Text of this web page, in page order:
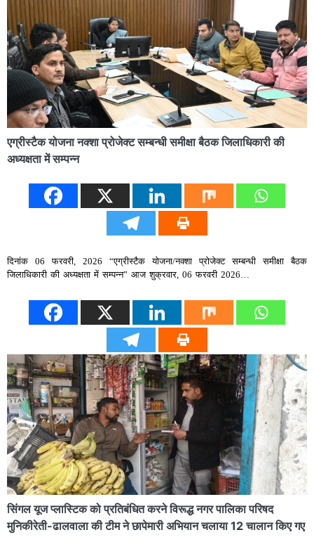
एग्रीस्टैक योजना नक्शा प्रोजेक्ट सम्बन्धी समीक्षा बैठक जिलाधिकारी की
अध्यक्षता में सम्पन्न
दिनांक 06 फरवरी, 2026 “एग्रीस्टैक योजना/नक्शा प्रोजेक्ट सम्बन्धी समीक्षा बैठक
जिलाधिकारी की अध्यक्षता में सम्पन्न” आज शुक्रवार, 06 फरवरी 2026…
सिंगल यूज प्लास्टिक को प्रतिबंधित करने विरूद्ध नगर पालिका परिषद
मुनिकीरेती-ढालवाला की टीम ने छापेमारी अभियान चलाया 12 चालान किए गए